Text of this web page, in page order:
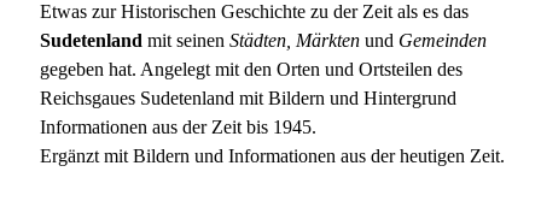
Etwas zur Historischen Geschichte zu der Zeit als es das
Sudetenland mit seinen Städten, Märkten und Gemeinden
gegeben hat. Angelegt mit den Orten und Ortsteilen des
Reichsgaues Sudetenland mit Bildern und Hintergrund
Informationen aus der Zeit bis 1945.
Ergänzt mit Bildern und Informationen aus der heutigen Zeit.